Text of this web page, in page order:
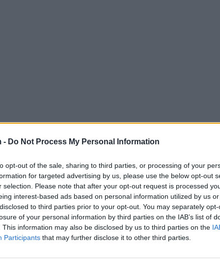
- Do Not Process My Personal Information
opt-out of the sale, sharing to third parties, or processing of your
for targeted advertising by us, please use the below opt-out
selection. Please note that after your opt-out request is processed
interest-based ads based on personal information utilized by us
to third parties prior to your opt-out. You may separately
of your personal information by third parties on the IAB’s list of
This information may also be disclosed by us to third parties on the
Participants that may further disclose it to other third parties.